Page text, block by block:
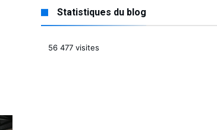
Statistiques du blog
56 477 visites